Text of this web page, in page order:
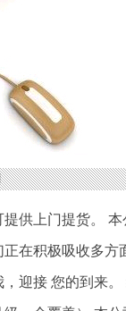
供上门提货。
在积极吸收多方
迎接 您的到来